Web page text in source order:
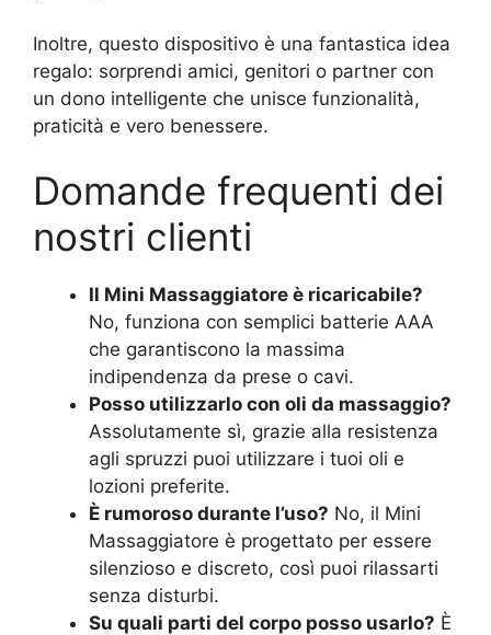
Inoltre, questo dispositivo è una fantastica idea
regalo: sorprendi amici, genitori o partner con
un dono intelligente che unisce funzionalità,
praticità e vero benessere.
Domande frequenti dei
nostri clienti
Il Mini Massaggiatore è ricaricabile?
No, funziona con semplici batterie AAA
che garantiscono la massima
indipendenza da prese o cavi.
Posso utilizzarlo con oli da massaggio?
Assolutamente sì, grazie alla resistenza
agli spruzzi puoi utilizzare i tuoi oli e
lozioni preferite.
È rumoroso durante l’uso? No, il Mini
Massaggiatore è progettato per essere
silenzioso e discreto, così puoi rilassarti
senza disturbi.
Su quali parti del corpo posso usarlo? È